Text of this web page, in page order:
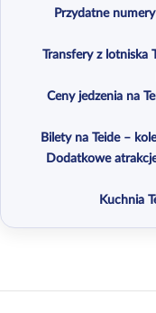
Przydatne
Transfery z lotniska
Ceny jedzenia na
Bilety na Teide –
Dodatkowe
Kuchnia